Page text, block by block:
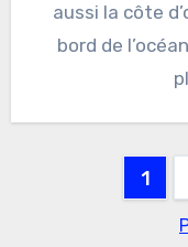
aussi la côte
bord de
Pagination
1